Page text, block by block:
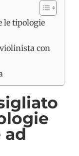
le tipologie
con
ad